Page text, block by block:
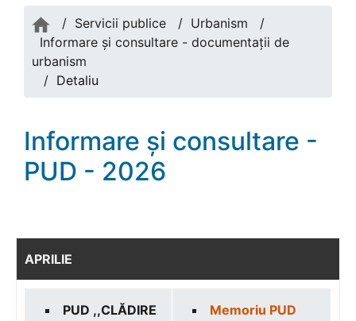
/ Servicii publice / Urbanism
/
Informare și consultare - documentaţii de
urbanism
/ Detaliu
Informare și consultare -
PUD - 2026
APRILIE
PUD ,,CLĂDIRE
Memoriu PUD